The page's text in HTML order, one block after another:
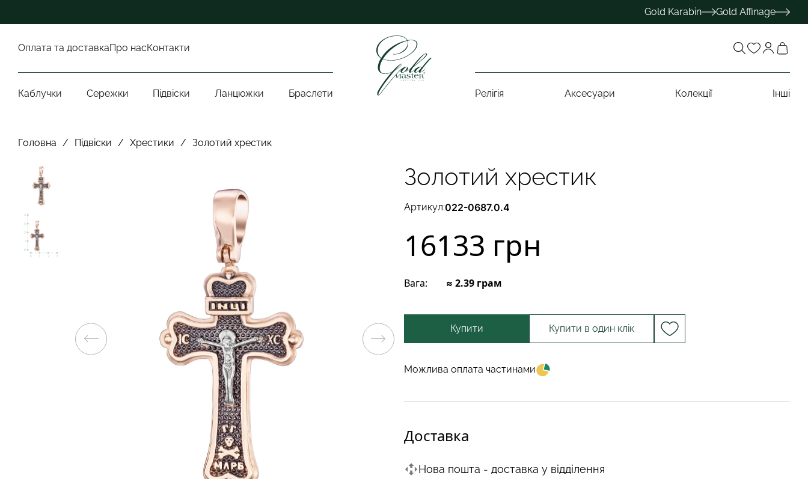
Gold Karabin Gold Affinage
Оплата та доставкаПро насКонтакти
Каблучки Сережки Підвіски Ланцюжки Браслети Релігія Аксесуари Колекції Інші
Головна / Підвіски / Хрестики / Золотий хрестик
Золотий хрестик
Артикул:022-0687.0.4
16133 грн
Вага: ≈ 2.39 грам
Купити Купити в один клік
Можлива оплата частинами
Доставка
Нова пошта - доставка у відділення